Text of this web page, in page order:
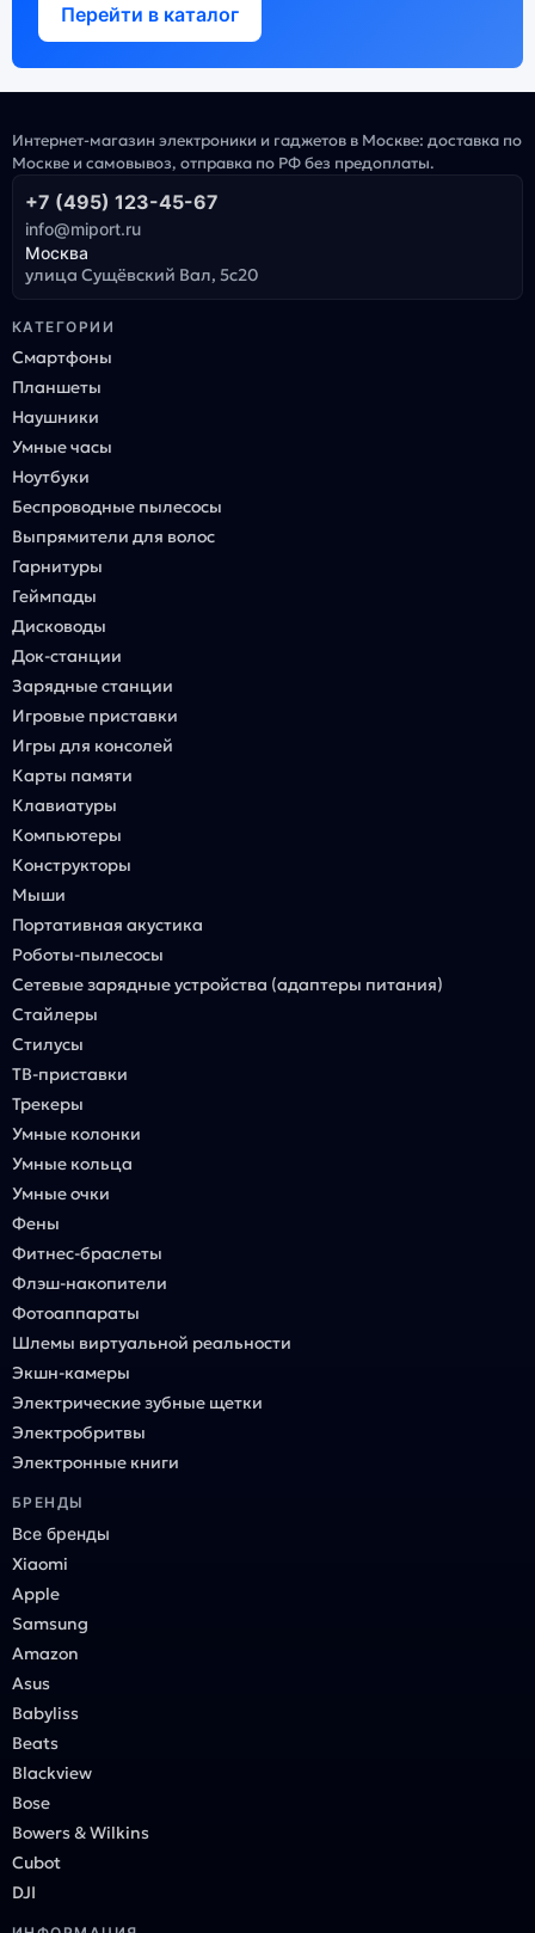
Перейти в каталог
Интернет-магазин электроники и гаджетов в Москве: доставка по
Москве и самовывоз, отправка по РФ без предоплаты.
+7 (495) 123-45-67
info@miport.ru
Москва
улица Сущёвский Вал, 5с20
КАТЕГОРИИ
Смартфоны
Планшеты
Наушники
Умные часы
Ноутбуки
Беспроводные пылесосы
Выпрямители для волос
Гарнитуры
Геймпады
Дисководы
Док-станции
Зарядные станции
Игровые приставки
Игры для консолей
Карты памяти
Клавиатуры
Компьютеры
Конструкторы
Мыши
Портативная акустика
Роботы-пылесосы
Сетевые зарядные устройства (адаптеры питания)
Стайлеры
Стилусы
ТВ-приставки
Трекеры
Умные колонки
Умные кольца
Умные очки
Фены
Фитнес-браслеты
Флэш-накопители
Фотоаппараты
Шлемы виртуальной реальности
Экшн-камеры
Электрические зубные щетки
Электробритвы
Электронные книги
БРЕНДЫ
Все бренды
Xiaomi
Apple
Samsung
Amazon
Asus
Babyliss
Beats
Blackview
Bose
Bowers & Wilkins
Cubot
DJI